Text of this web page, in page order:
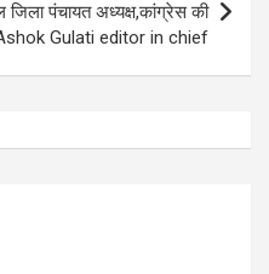
जिला पंचायत अध्यक्ष,कांग्रेस की
Ashok Gulati editor in chief